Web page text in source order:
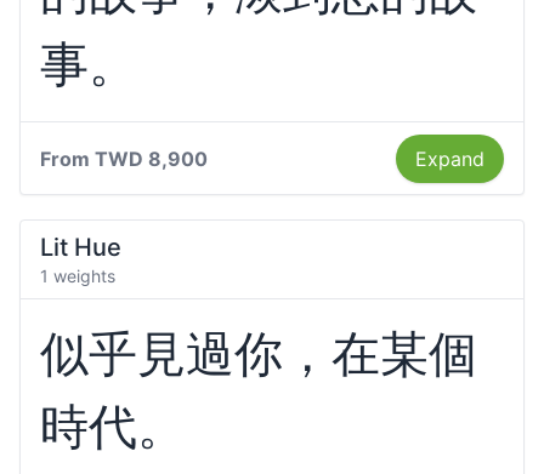
事。
From TWD 8,900 Expand
Lit Hue
1 weights
似乎見過你，在某個
時代。